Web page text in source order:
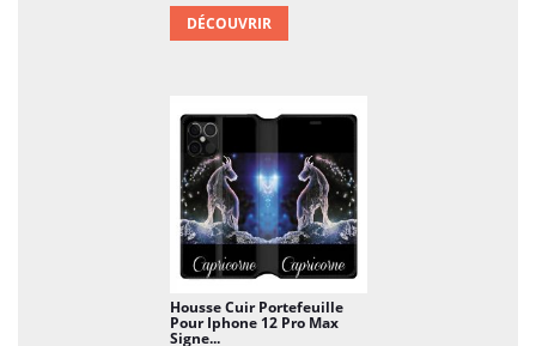
DÉCOUVRIR
Housse Cuir Portefeuille
Pour Iphone 12 Pro Max
Signe...